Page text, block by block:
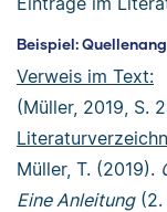
Beispiel:
Verweis im Text:
(Müller, 2019, S.
Müller, T. (2019).
Eine Anleitung(2.